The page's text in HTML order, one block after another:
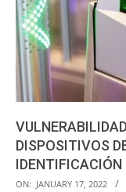
DISPOSITIVOS
2022-
ON: JANUARY 17, 2022